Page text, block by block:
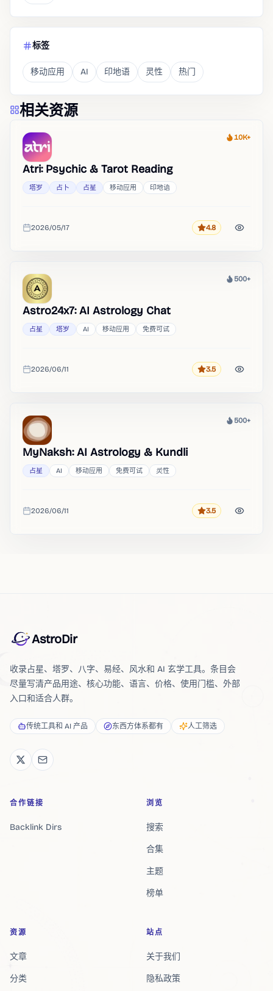
标签
移动应用 AI 印地语 灵性 热门
相关资源
热度
10K+
Atri: Psychic & Tarot Reading
塔罗 占卜 占星 移动应用 印地语
收录时间
2026/05/17 评分4.8
热度
500+
Astro24x7: AI Astrology Chat
占星 塔罗 AI 移动应用 免费可试
收录时间
2026/06/11 评分3.5
热度
500+
MyNaksh: AI Astrology & Kundli
占星 AI 移动应用 免费可试 灵性
收录时间
2026/06/11 评分3.5
AstroDir
收录占星、塔罗、八字、易经、风水和 AI 玄学工具。条目会
尽量写清产品用途、核心功能、语言、价格、使用门槛、外部
入口和适合人群。
传统工具和 AI 产品 东西方体系都有 人工筛选
合作链接
Backlink Dirs
浏览
搜索
合集
主题
榜单
资源
文章
分类
站点
关于我们
隐私政策